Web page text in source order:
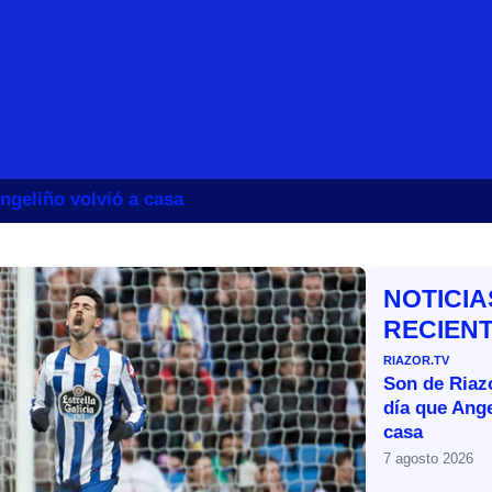
volvió a casa
RIAZOR.TV
Son de
día que
casa
7 agosto 2026